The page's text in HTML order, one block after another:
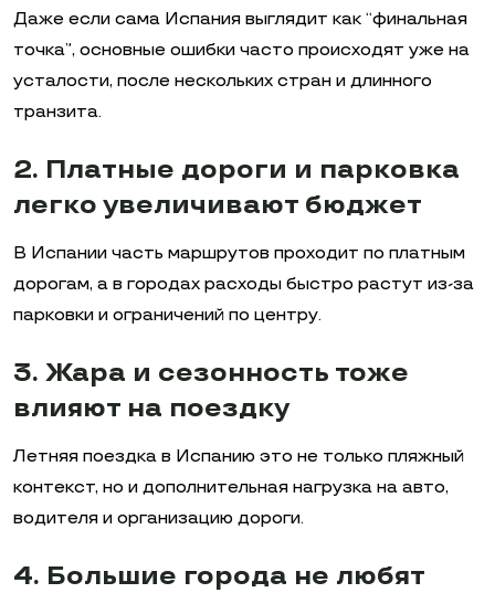
Даже если сама Испания выглядит как “финальная
точка”, основные ошибки часто происходят уже на
усталости, после нескольких стран и длинного
транзита.
2. Платные дороги и парковка
легко увеличивают бюджет
В Испании часть маршрутов проходит по платным
дорогам, а в городах расходы быстро растут из-за
парковки и ограничений по центру.
3. Жара и сезонность тоже
влияют на поездку
Летняя поездка в Испанию это не только пляжный
контекст, но и дополнительная нагрузка на авто,
водителя и организацию дороги.
4. Большие города не любят